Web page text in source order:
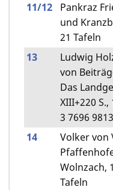
11/12
Pankraz
und
21 Tafeln
13
Ludwig
von
Das
XIII+220 S.,
3 7696
14
Volker von
Wolnzach,
Tafeln